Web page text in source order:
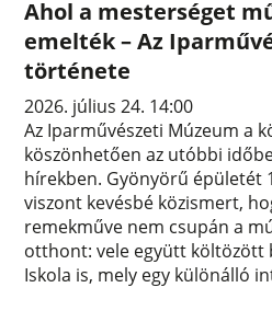
Ahol a mesterséget
emelték – Az
története
2026. július 24. 14:00
Az Iparművészeti Múzeum a
köszönhetően az utóbbi
hírekben. Gyönyörű épületét
viszont kevésbé közismert,
remekműve nem csupán a
otthont: vele együtt költözött
Iskola is, mely egy különálló